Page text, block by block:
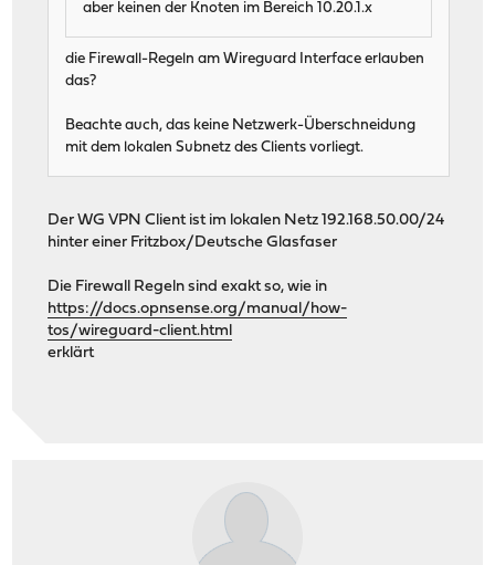
aber keinen der Knoten im Bereich 10.20.1.x
die Firewall-Regeln am Wireguard Interface erlauben
das?
Beachte auch, das keine Netzwerk-Überschneidung
mit dem lokalen Subnetz des Clients vorliegt.
Der WG VPN Client ist im lokalen Netz 192.168.50.00/24
hinter einer Fritzbox/Deutsche Glasfaser
Die Firewall Regeln sind exakt so, wie in
https://docs.opnsense.org/manual/how-
tos/wireguard-client.html
erklärt